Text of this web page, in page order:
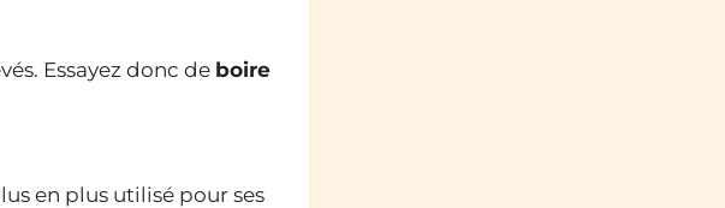
Essayez donc de boire
en plus utilisé pour ses